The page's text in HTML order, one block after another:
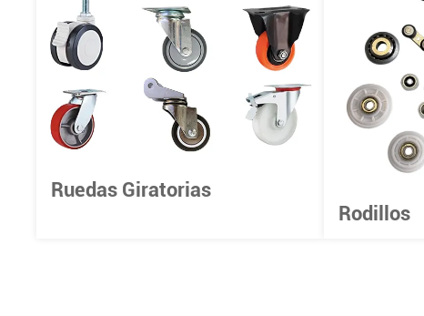
Ruedas Giratorias
Rodillos